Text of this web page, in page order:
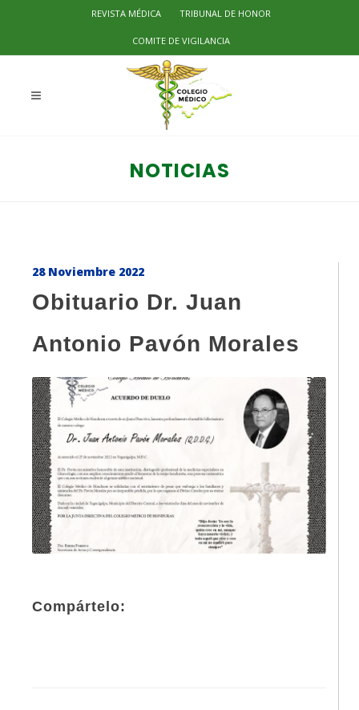
REVISTA MÉDICA TRIBUNAL DE HONOR
COMITE DE VIGILANCIA
NOTICIAS
28 Noviembre 2022
Obituario Dr. Juan
Antonio Pavón Morales
Compártelo: